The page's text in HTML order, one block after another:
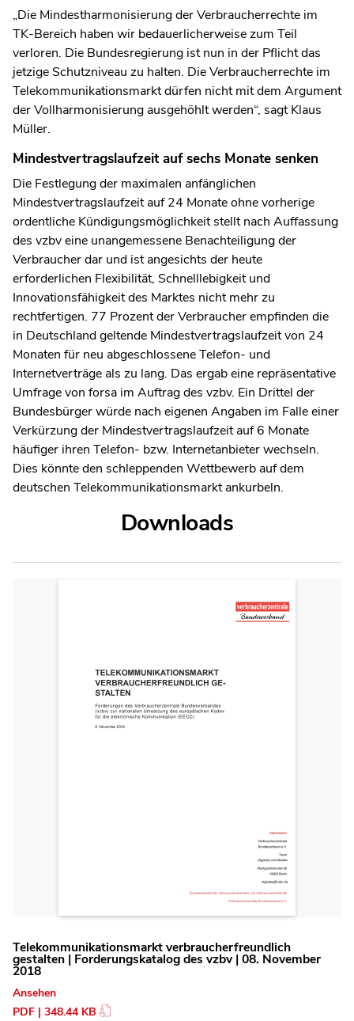
„Die Mindestharmonisierung der Verbraucherrechte im
TK-Bereich haben wir bedauerlicherweise zum Teil
verloren. Die Bundesregierung ist nun in der Pflicht das
jetzige Schutzniveau zu halten. Die Verbraucherrechte im
Telekommunikationsmarkt dürfen nicht mit dem Argument
der Vollharmonisierung ausgehöhlt werden“, sagt Klaus
Müller.
Mindestvertragslaufzeit auf sechs Monate senken
Die Festlegung der maximalen anfänglichen
Mindestvertragslaufzeit auf 24 Monate ohne vorherige
ordentliche Kündigungsmöglichkeit stellt nach Auffassung
des vzbv eine unangemessene Benachteiligung der
Verbraucher dar und ist angesichts der heute
erforderlichen Flexibilität, Schnelllebigkeit und
Innovationsfähigkeit des Marktes nicht mehr zu
rechtfertigen. 77 Prozent der Verbraucher empfinden die
in Deutschland geltende Mindestvertragslaufzeit von 24
Monaten für neu abgeschlossene Telefon- und
Internetverträge als zu lang. Das ergab eine repräsentative
Umfrage von forsa im Auftrag des vzbv. Ein Drittel der
Bundesbürger würde nach eigenen Angaben im Falle einer
Verkürzung der Mindestvertragslaufzeit auf 6 Monate
häufiger ihren Telefon- bzw. Internetanbieter wechseln.
Dies könnte den schleppenden Wettbewerb auf dem
deutschen Telekommunikationsmarkt ankurbeln.
Downloads
Telekommunikationsmarkt verbraucherfreundlich
gestalten | Forderungskatalog des vzbv | 08. November
2018
Ansehen
PDF | 348.44 KB